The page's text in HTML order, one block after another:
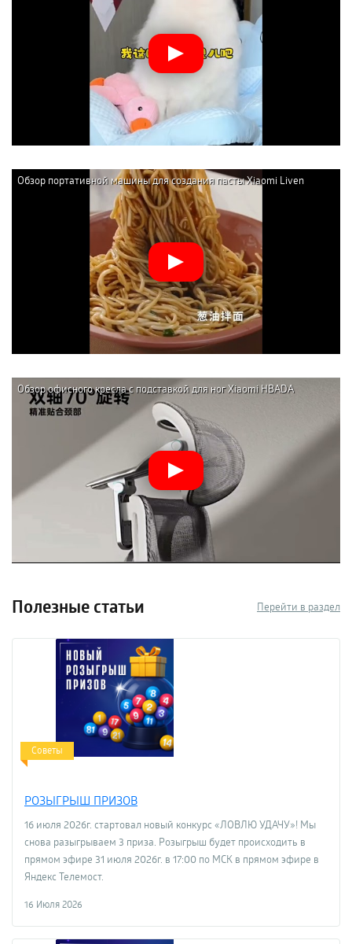
Обзор портативной машины для создания пасты Xiaomi Liven
Wireless Handheld Noodle Press (ML-A410)
Обзор офисного кресла с подставкой для ног Xiaomi HBADA
Ergonomic Computer Chair E3 AIR
Полезные статьи Перейти в раздел
Советы
РОЗЫГРЫШ ПРИЗОВ
16 июля 2026г. стартовал новый конкурс «ЛОВЛЮ УДАЧУ»! Мы
снова разыгрываем 3 приза. Розыгрыш будет происходить в
прямом эфире 31 июля 2026г. в 17:00 по МСК в прямом эфире в
Яндекс Телемост.
16 Июля 2026